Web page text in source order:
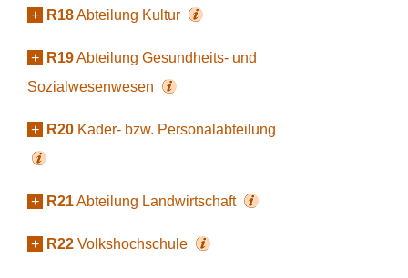
+ R18Abteilung Kultur
+ R19Abteilung Gesundheits- und
Sozialwesenwesen
+ R20 Kader- bzw. Personalabteilung
+ R21Abteilung Landwirtschaft
+ R22 Volkshochschule